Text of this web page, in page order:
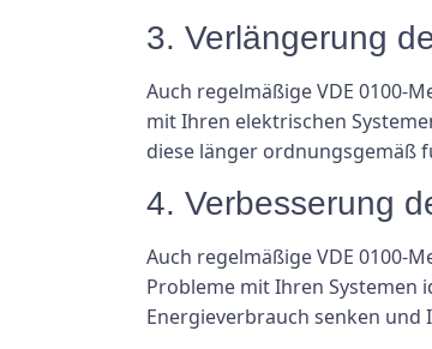
3. Verlängerung
Auch regelmäßige VDE 0100-
mit Ihren elektrischen
diese länger ordnungsgemäß
4. Verbesserung
Auch regelmäßige VDE 0100-
Probleme mit Ihren Systemen
Energieverbrauch senken